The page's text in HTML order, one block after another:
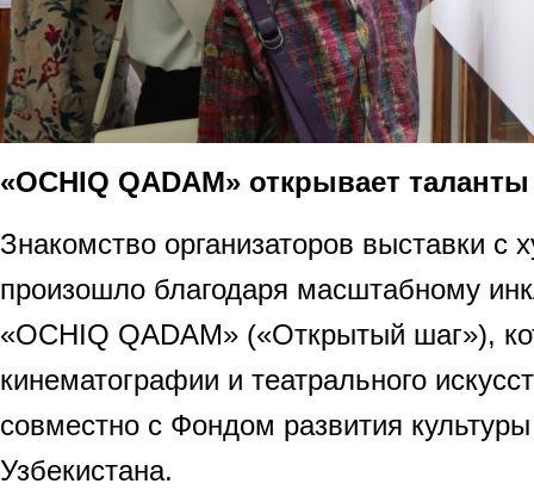
«OCHIQ QADAM» открывает таланты
Знакомство организаторов выставки с
произошло благодаря масштабному
«OCHIQ QADAM» («Открытый шаг»),
кинематографии и театрального
совместно с Фондом развития культуры
Узбекистана.